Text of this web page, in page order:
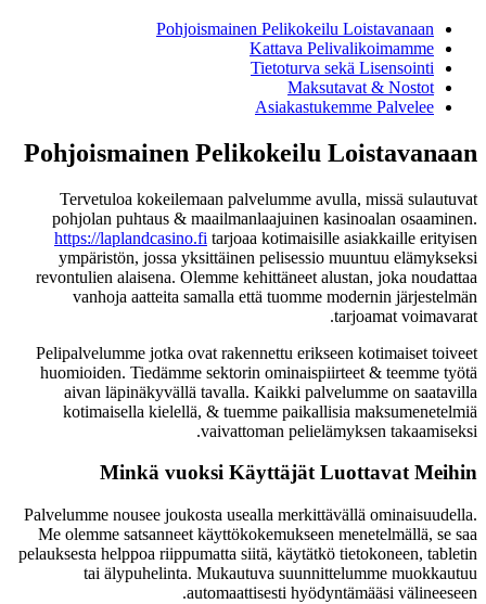
Pohjoismainen Pelikokeilu Loistavanaan
Kattava Pelivalikoimamme
Tietoturva sekä Lisensointi
Maksutavat & Nostot
Asiakastukemme Palvelee
Pohjoismainen Pelikokeilu Loistavanaan
Tervetuloa kokeilemaan palvelumme avulla, missä sulautuvat
pohjolan puhtaus & maailmanlaajuinen kasinoalan osaaminen.
https://laplandcasino.fi tarjoaa kotimaisille asiakkaille erityisen
ympäristön, jossa yksittäinen pelisessio muuntuu elämykseksi
revontulien alaisena. Olemme kehittäneet alustan, joka noudattaa
vanhoja aatteita samalla että tuomme modernin järjestelmän
tarjoamat voimavarat.
Pelipalvelumme jotka ovat rakennettu erikseen kotimaiset toiveet
huomioiden. Tiedämme sektorin ominaispiirteet & teemme työtä
aivan läpinäkyvällä tavalla. Kaikki palvelumme on saatavilla
kotimaisella kielellä, & tuemme paikallisia maksumenetelmiä
vaivattoman pelielämyksen takaamiseksi.
Minkä vuoksi Käyttäjät Luottavat Meihin
Palvelumme nousee joukosta usealla merkittävällä ominaisuudella.
Me olemme satsanneet käyttökokemukseen menetelmällä, se saa
pelauksesta helppoa riippumatta siitä, käytätkö tietokoneen, tabletin
tai älypuhelinta. Mukautuva suunnittelumme muokkautuu
automaattisesti hyödyntämääsi välineeseen.